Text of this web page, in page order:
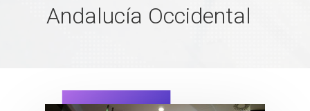
Andalucía Occidental